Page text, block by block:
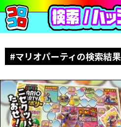
#マリオパーティの検索結果